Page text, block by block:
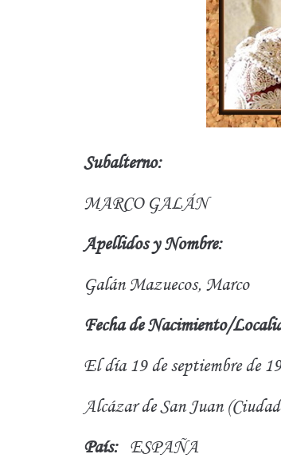
Subalterno:
MARCO GALÁN
Apellidos y Nombre:
Galán Mazuecos, Marco
Fecha de Nacimiento/
El día 19 de septiembre de
Alcázar de San Juan
País: ESPAÑA